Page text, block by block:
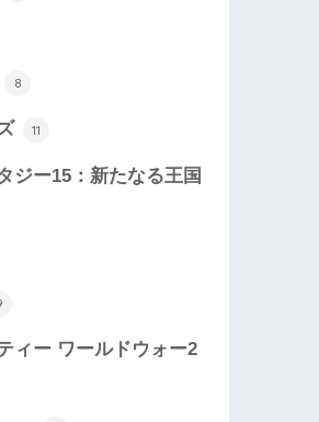
8
11
ジー15：新たなる王国
ィー ワールドウォー2